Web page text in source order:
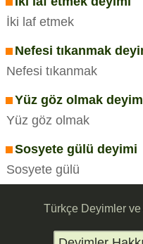
İki laf etmek
Nefesi tıkanmak
Nefesi tıkanmak
Yüz göz olmak
Yüz göz olmak
Sosyete gülü deyimi
Sosyete gülü
Türkçe Deyimler